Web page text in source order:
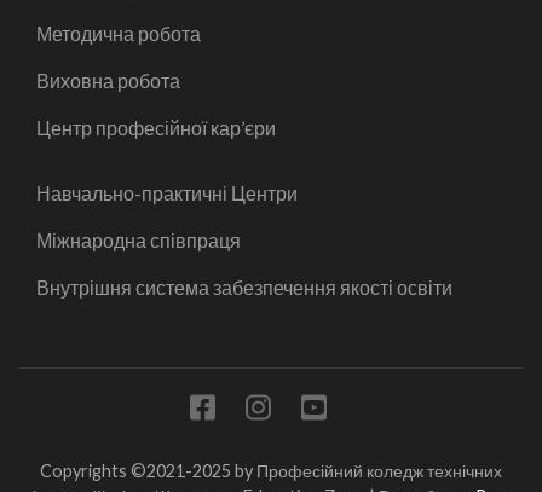
Методична робота
Виховна робота
Центр професійної кар’єри
Навчально-практичні Центри
Міжнародна співпраця
Внутрішня система забезпечення якості освіти
Copyrights ©2021-2025 by Професійний коледж технічних